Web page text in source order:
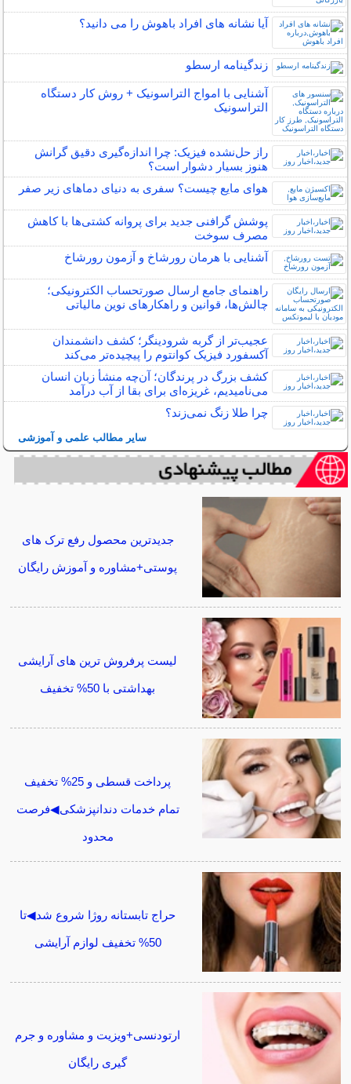
آیا نشانه های افراد باهوش را می دانید؟
زندگینامه ارسطو
آشنایی با امواج التراسونیک + روش کار دستگاه
التراسونیک
راز حل‌نشده فیزیک: چرا اندازه‌گیری دقیق گرانش
هنوز بسیار دشوار است؟
هوای مایع چیست؟ سفری به دنیای دماهای زیر صفر
پوشش گرافنی جدید برای پروانه کشتی‌ها با کاهش
مصرف سوخت
آشنایی با هرمان رورشاخ و آزمون رورشاخ
راهنمای جامع ارسال صورتحساب الکترونیکی؛
چالش‌ها، قوانین و راهکارهای نوین مالیاتی
عجیب‌تر از گربه شرودینگر؛ کشف دانشمندان
آکسفورد فیزیک کوانتوم را پیچیده‌تر می‌کند
کشف بزرگ در پرندگان؛ آن‌چه منشأ زبان انسان
می‌نامیدیم، غریزه‌ای برای بقا از آب درآمد
چرا طلا زنگ نمی‌زند؟
سایر مطالب علمی و آموزشی
جدیدترین محصول رفع ترک های
پوستی+مشاوره و آموزش رایگان
لیست پرفروش ترین های آرایشی
بهداشتی با 50% تخفیف
پرداخت قسطی و 25% تخفیف
تمام خدمات دندانپزشکی◀فرصت
محدود
حراج تابستانه روژا شروع شد◀تا
50% تخفیف لوازم آرایشی
ارتودنسی+ویزیت و مشاوره و جرم
گیری رایگان